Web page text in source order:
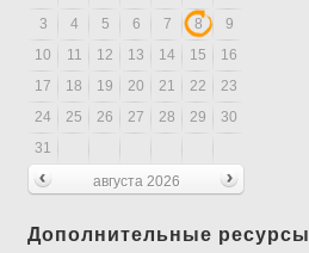
3
4 5 6 7 8
9
10
11 12 13 14 15
16
17
18 19 20 21 22
23
24
25 26 27 28 29
30
31
августа 2026
Дополнительные ресурсы